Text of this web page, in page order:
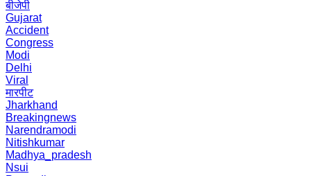
बीजेपी
Gujarat
Accident
Congress
Modi
Delhi
Viral
मारपीट
Jharkhand
Breakingnews
Narendramodi
Nitishkumar
Madhya_pradesh
Nsui